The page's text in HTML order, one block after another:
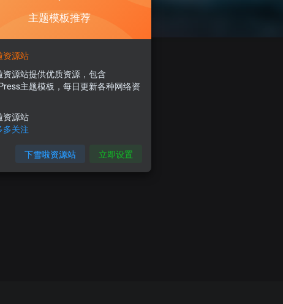
主题模板推荐
资源站
资源站提供优质资源，包含
主题模板，每日更新各种网络资
资源站
多关注
下雪啦资源站 立即设置